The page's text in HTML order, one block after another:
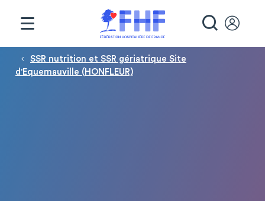
Fil d'Ariane
SSR nutrition et SSR gériatrique Site
d'Equemauville (HONFLEUR)
Panneau de gestion des cookies